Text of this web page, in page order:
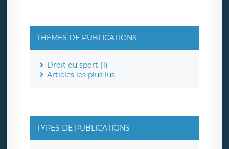
THÈMES DE PUBLICATIONS
Droit du sport (1)
Articles les plus lus
TYPES DE PUBLICATIONS